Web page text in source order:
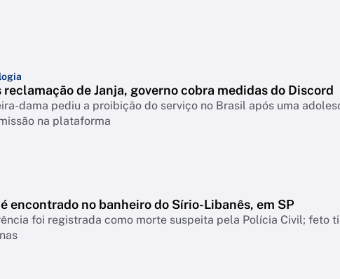
reclamação de Janja, governo cobra medidas do Discord
dama pediu a proibição do serviço no Brasil após uma
na plataforma
encontrado no banheiro do Sírio-Libanês, em SP
foi registrada como morte suspeita pela Polícia Civil; feto